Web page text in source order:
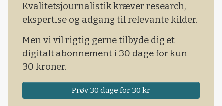
Kvalitetsjournalistik kræver research,
ekspertise og adgang til relevante kilder.
Men vi vil rigtig gerne tilbyde dig et
digitalt abonnement i 30 dage for kun
30 kroner.
Prøv 30 dage for 30 kr